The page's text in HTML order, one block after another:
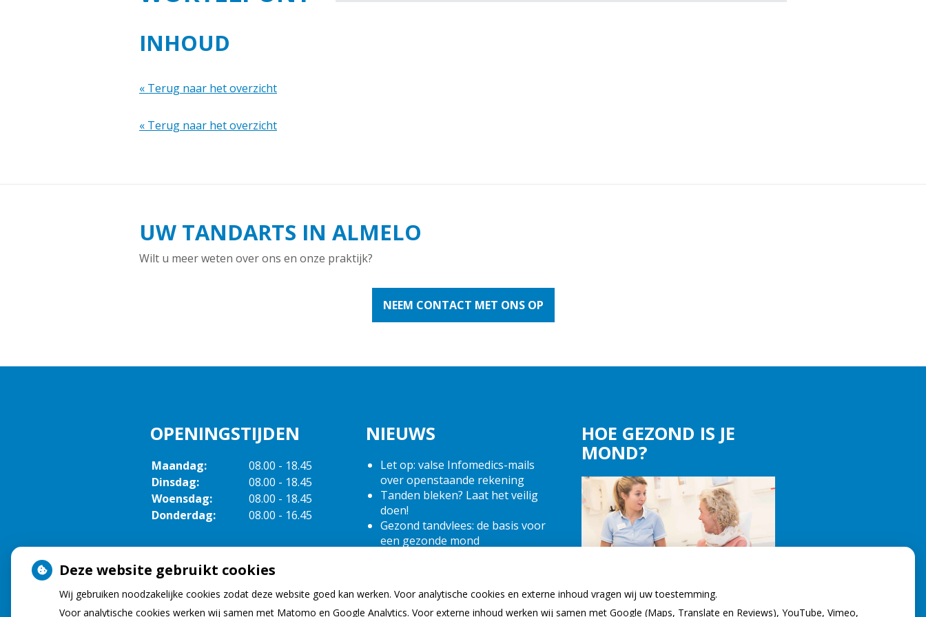
INHOUD
« Terug naar het overzicht
« Terug naar het overzicht
UW TANDARTS IN ALMELO
Wilt u meer weten over ons en onze praktijk?
NEEM CONTACT MET ONS OP
OPENINGSTIJDEN
Maandag:
08.00 - 18.45
Dinsdag:
08.00 - 18.45
Woensdag:
08.00 - 18.45
Donderdag:
08.00 - 16.45
NIEUWS
Let op: valse Infomedics-mails
over openstaande rekening
Tanden bleken? Laat het veilig
doen!
Gezond tandvlees: de basis voor
een gezonde mond
(Mond)zorgkosten gemaakt in
2025? Check of die aftrekbaar zijn
HOE GEZOND IS JE
MOND?
Deze website gebruikt cookies
Wij gebruiken noodzakelijke cookies zodat deze website goed kan werken. Voor analytische cookies en externe inhoud vragen wij uw toestemming.
Voor analytische cookies werken wij samen met Matomo en Google Analytics. Voor externe inhoud werken wij samen met Google (Maps, Translate en Reviews), YouTube, Vimeo,